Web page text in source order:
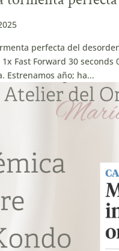
perfecta del
Fast Forward 30
Estrenamos año; ha...